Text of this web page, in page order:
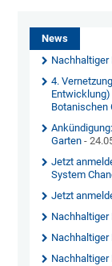
News
Nachhaltiger
4.
Entwicklung)
Botanischen
Garten -
Jetzt
System
Jetzt
Nachhaltiger
Nachhaltiger
Nachhaltiger